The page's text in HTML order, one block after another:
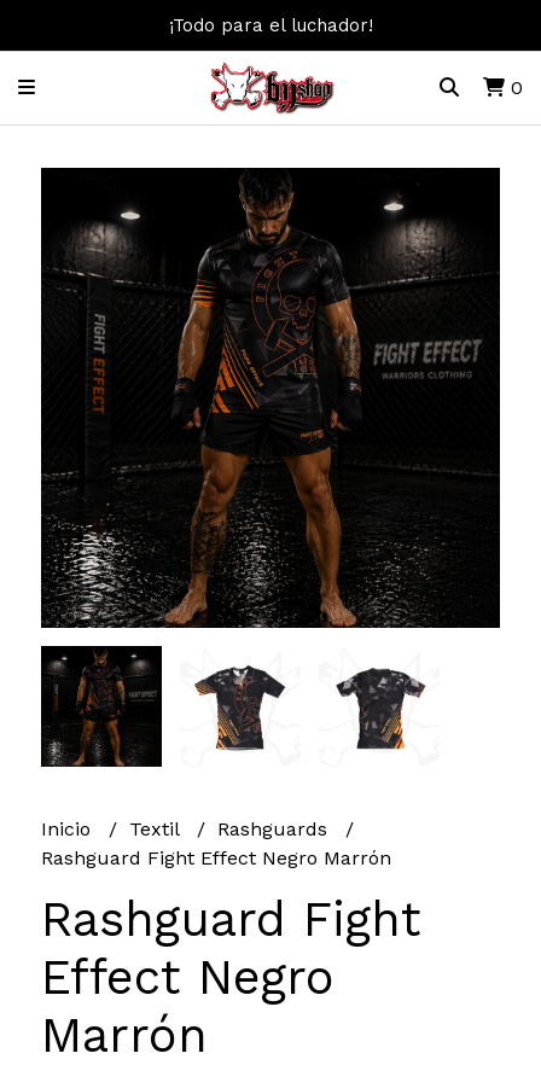
¡Todo para el luchador!
0
Inicio Textil
Rashguards
Rashguard Fight Effect Negro Marrón
Rashguard Fight
Effect Negro
Marrón